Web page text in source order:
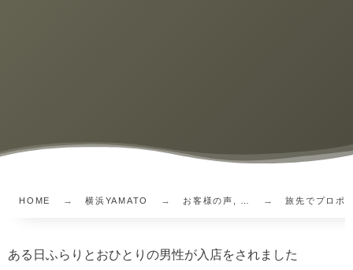
HOME 横浜YAMATO お客様の声, … 旅先でプロポ
ある日ふらりとおひとりの男性が入店をされました